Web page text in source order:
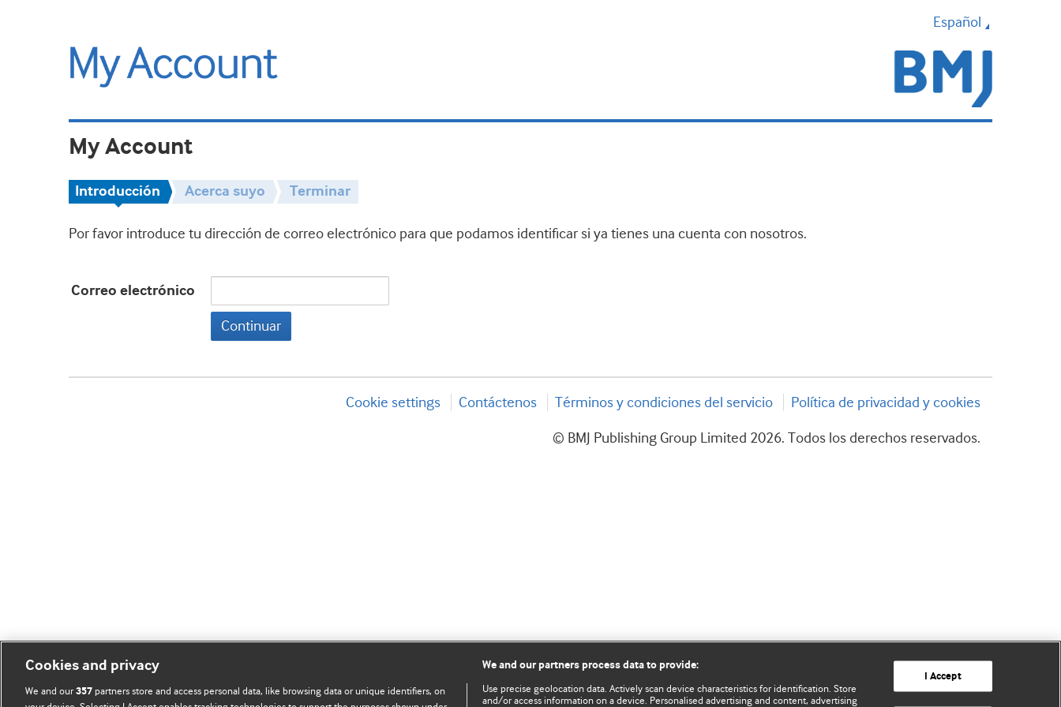
Español
My Account
Introducción Acerca suyo Terminar
Por favor introduce tu dirección de correo electrónico para que podamos identificar si ya tienes una cuenta con nosotros.
Correo electrónico
Continuar
Cookie settings Contáctenos Términos y condiciones del servicio Política de privacidad y cookies
© BMJ Publishing Group Limited 2026. Todos los derechos reservados.
Cookies and privacy
We and our357 partners store and access personal data, like browsing data or unique identifiers, on
We and our partners process data to provide:
Use precise geolocation data. Actively scan device characteristics for identification. Store
and/or access information on a device. Personalised advertising and content, advertising
I Accept